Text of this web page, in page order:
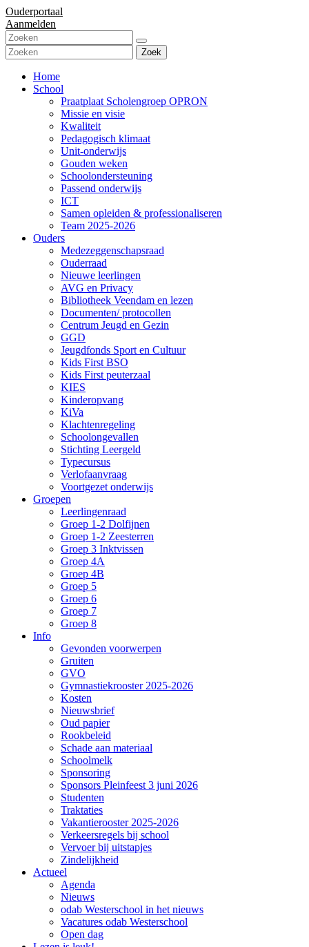
Ouderportaal
Aanmelden
Zoek
Home
School
Praatplaat Scholengroep OPRON
Missie en visie
Kwaliteit
Pedagogisch klimaat
Unit-onderwijs
Gouden weken
Schoolondersteuning
Passend onderwijs
ICT
Samen opleiden & professionaliseren
Team 2025-2026
Ouders
Medezeggenschapsraad
Ouderraad
Nieuwe leerlingen
AVG en Privacy
Bibliotheek Veendam en lezen
Documenten/ protocollen
Centrum Jeugd en Gezin
GGD
Jeugdfonds Sport en Cultuur
Kids First BSO
Kids First peuterzaal
KIES
Kinderopvang
KiVa
Klachtenregeling
Schoolongevallen
Stichting Leergeld
Typecursus
Verlofaanvraag
Voortgezet onderwijs
Groepen
Leerlingenraad
Groep 1-2 Dolfijnen
Groep 1-2 Zeesterren
Groep 3 Inktvissen
Groep 4A
Groep 4B
Groep 5
Groep 6
Groep 7
Groep 8
Info
Gevonden voorwerpen
Gruiten
GVO
Gymnastiekrooster 2025-2026
Kosten
Nieuwsbrief
Oud papier
Rookbeleid
Schade aan materiaal
Schoolmelk
Sponsoring
Sponsors Pleinfeest 3 juni 2026
Studenten
Traktaties
Vakantierooster 2025-2026
Verkeersregels bij school
Vervoer bij uitstapjes
Zindelijkheid
Actueel
Agenda
Nieuws
odab Westerschool in het nieuws
Vacatures odab Westerschool
Open dag